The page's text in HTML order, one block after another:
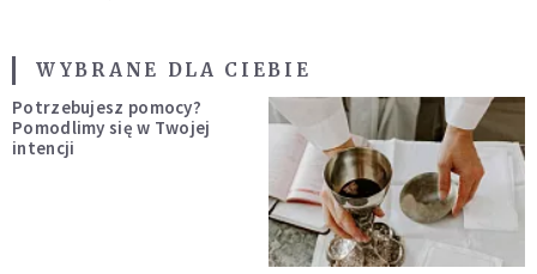
WYBRANE DLA CIEBIE
Potrzebujesz pomocy?
Pomodlimy się w Twojej
intencji